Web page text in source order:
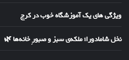
ویژگی های یک آموزشگاه خوب در کرج
نخل شامادورا؛ ملکه‌ی سبز و صبورِ خانه‌ها 🌿